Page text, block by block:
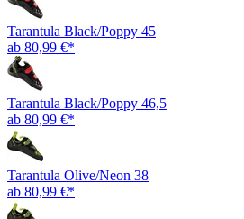
Tarantula Black/Poppy 45
ab 80,99 €*
Tarantula Black/Poppy 46,5
ab 80,99 €*
Tarantula Olive/Neon 38
ab 80,99 €*